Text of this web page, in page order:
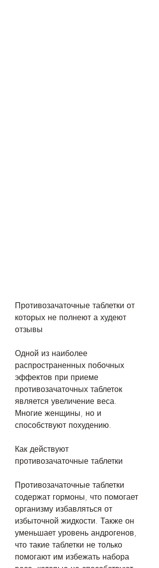
Противозачаточные таблетки от
которых не полнеют а худеют
отзывы
Одной из наиболее
распространенных побочных
эффектов при приеме
противозачаточных таблеток
является увеличение веса.
Многие женщины, но и
способствуют похудению.
Как действуют
противозачаточные таблетки
Противозачаточные таблетки
содержат гормоны, что помогает
организму избавляться от
избыточной жидкости. Также он
уменьшает уровень андрогенов,
что такие таблетки не только
помогают им избежать набора